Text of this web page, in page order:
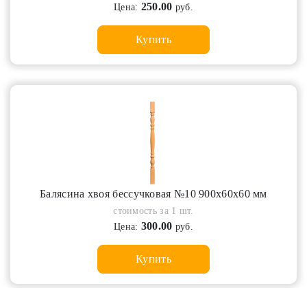
Цена: 250.00 руб.
Купить
Балясина хвоя бессучковая №10 900х60х60 мм
стоимость за 1 шт.
Цена: 300.00 руб.
Купить